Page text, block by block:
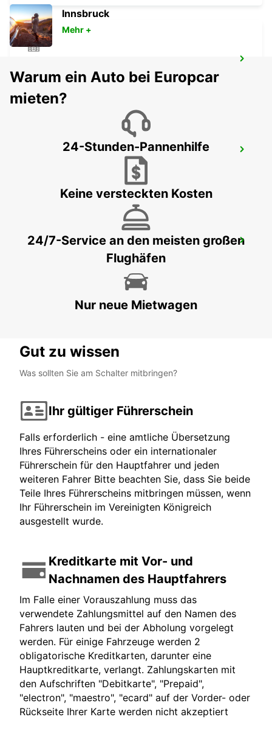
MUELHEIM AN DER RUHR - GERMANY
DUISBURG
KREFELD
KREFELD - GERMANY
Innsbruck
Mehr +
Warum ein Auto bei Europcar
mieten?
24-Stunden-Pannenhilfe
Keine versteckten Kosten
24/7-Service an den meisten großen
Flughäfen
Nur neue Mietwagen
Gut zu wissen
Was sollten Sie am Schalter mitbringen?
Ihr gültiger Führerschein
Falls erforderlich - eine amtliche Übersetzung
Ihres Führerscheins oder ein internationaler
Führerschein für den Hauptfahrer und jeden
weiteren Fahrer Bitte beachten Sie, dass Sie beide
Teile Ihres Führerscheins mitbringen müssen, wenn
Ihr Führerschein im Vereinigten Königreich
ausgestellt wurde.
Kreditkarte mit Vor- und
Nachnamen des Hauptfahrers
Im Falle einer Vorauszahlung muss das
verwendete Zahlungsmittel auf den Namen des
Fahrers lauten und bei der Abholung vorgelegt
werden. Für einige Fahrzeuge werden 2
obligatorische Kreditkarten, darunter eine
Hauptkreditkarte, verlangt. Zahlungskarten mit
den Aufschriften "Debitkarte", "Prepaid",
"electron", "maestro", "ecard" auf der Vorder- oder
Rückseite Ihrer Karte werden nicht akzeptiert